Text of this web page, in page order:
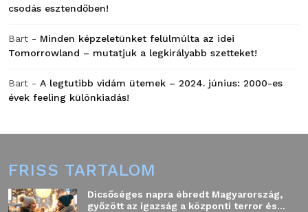
csodás esztendőben!
Bart - Minden képzeletünket felülmúlta az idei
Tomorrowland – mutatjuk a legkirályabb szetteket!
Bart - A legtutibb vidám ütemek – 2024. június: 2000-es
évek feeling különkiadás!
FRISS TARTALOM
Dicsőséges napra ébredt Magyarország,
győzött az igazság a központi terror és...